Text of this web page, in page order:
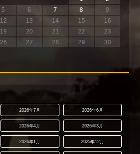
5 6 7 8
9
12 13 14 15
16
19 20 21 22
23
26 27 28 29
30
2026年7月 2026年6月
2026年4月 2026年3月
2026年1月 2025年12月